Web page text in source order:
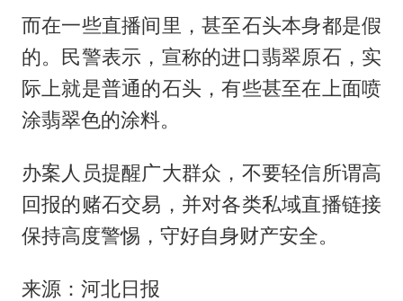
而在一些直播间里，甚至石头本身都是假
的。民警表示，宣称的进口翡翠原石，实
际上就是普通的石头，有些甚至在上面喷
涂翡翠色的涂料。
办案人员提醒广大群众，不要轻信所谓高
回报的赌石交易，并对各类私域直播链接
保持高度警惕，守好自身财产安全。
来源：河北日报